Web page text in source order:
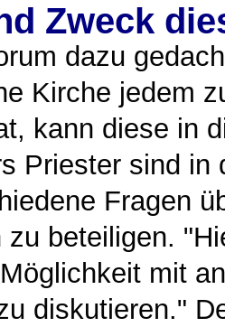
Zweck
dazu
Kirche jedem
kann diese in
Priester sind in
Fragen
zu beteiligen.
mit
diskutieren."